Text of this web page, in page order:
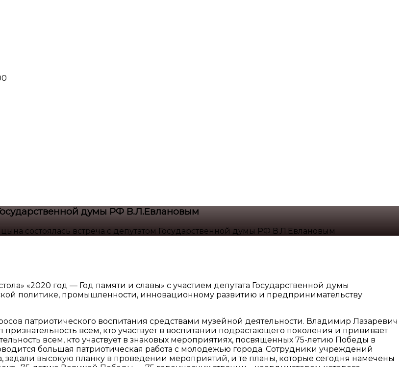
думы РФ В.Л.Евлановым
состоялась встреча с депутатом Государственной думы РФ В.Л.Евлановым
«2020 год — Год памяти и славы» с участием депутата Государственной думы
политике, промышленности, инновационному развитию и предпринимательству
патриотического воспитания средствами музейной деятельности. Владимир Лазаревич
всем, кто участвует в воспитании подрастающего поколения и прививает
всем, кто участвует в знаковых мероприятиях, посвященных 75-летию Победы в
большая патриотическая работа с молодежью города. Сотрудники учреждений
высокую планку в проведении мероприятий, и те планы, которые сегодня намечены